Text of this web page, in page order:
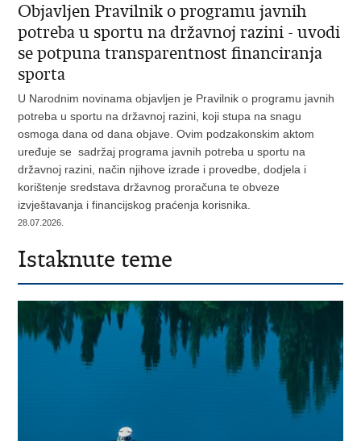
Objavljen Pravilnik o programu javnih
potreba u sportu na državnoj razini - uvodi
se potpuna transparentnost financiranja
sporta
U Narodnim novinama objavljen je Pravilnik o programu javnih
potreba u sportu na državnoj razini, koji stupa na snagu
osmoga dana od dana objave. Ovim podzakonskim aktom
uređuje se sadržaj programa javnih potreba u sportu na
državnoj razini, način njihove izrade i provedbe, dodjela i
korištenje sredstava državnog proračuna te obveze
izvještavanja i financijskog praćenja korisnika.
28.07.2026.
Istaknute teme